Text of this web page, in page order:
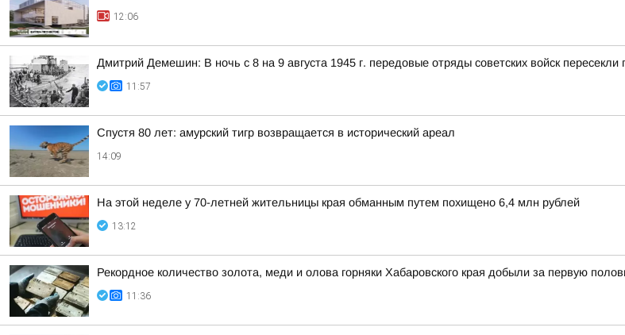
12:06
Дмитрий Демешин: В ночь с 8 на 9 августа 1945 г. передовые отряды советских войск
11:57
Спустя 80 лет: амурский тигр возвращается в исторический ареал
14:09
На этой неделе у 70-летней жительницы края обманным путем похищено 6,4 млн рублей
13:12
Рекордное количество золота, меди и олова горняки Хабаровского края добыли за первую
11:36